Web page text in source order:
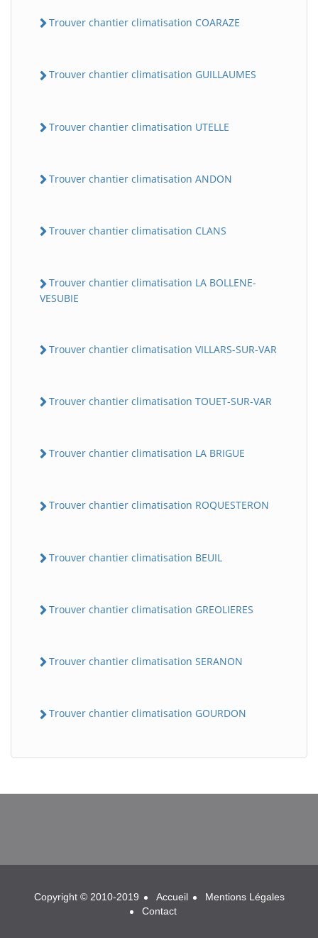
Trouver chantier climatisation COARAZE
Trouver chantier climatisation GUILLAUMES
Trouver chantier climatisation UTELLE
Trouver chantier climatisation ANDON
Trouver chantier climatisation CLANS
Trouver chantier climatisation LA BOLLENE-
VESUBIE
Trouver chantier climatisation VILLARS-SUR-VAR
Trouver chantier climatisation TOUET-SUR-VAR
Trouver chantier climatisation LA BRIGUE
Trouver chantier climatisation ROQUESTERON
Trouver chantier climatisation BEUIL
Trouver chantier climatisation GREOLIERES
Trouver chantier climatisation SERANON
Trouver chantier climatisation GOURDON
B
Copyright © 2010-2019 Accueil
Mentions Légales
Contact